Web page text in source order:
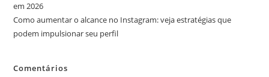
em 2026
Como aumentar o alcance no Instagram: veja estratégias que
podem impulsionar seu perfil
Comentários